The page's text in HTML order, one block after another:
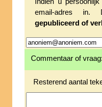
email-adres
gepubliceerd of
Commentaar of vraag:
Resterend aantal